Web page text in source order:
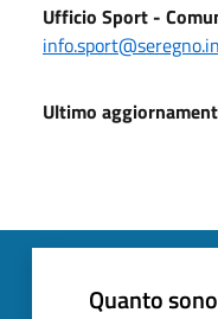
Ufficio Sport -
Ultimo
Quanto